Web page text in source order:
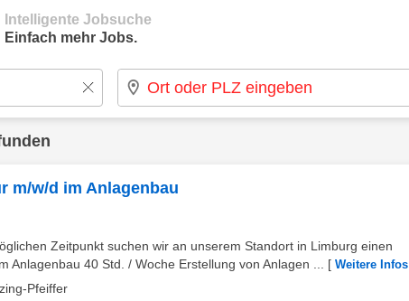
Intelligente Jobsuche
Einfach mehr Jobs.
m/w/d im Anlagenbau
Zeitpunkt suchen wir an unserem Standort in Limburg einen
Anlagenbau 40 Std. / Woche Erstellung von Anlagen ... [ Weitere Infos
Pfeiffer